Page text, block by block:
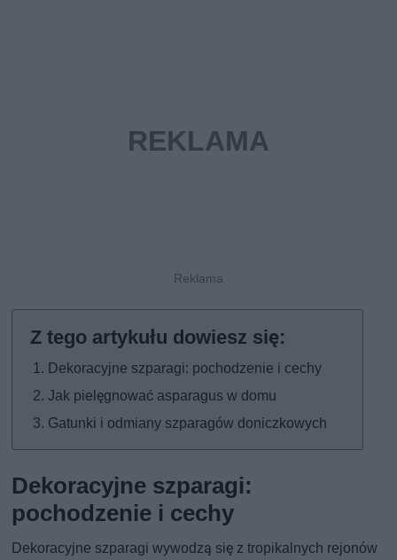
Dekoracyjne szparagi: pochodzenie i cechy
Jak pielęgnować asparagus w domu
Gatunki i odmiany szparagów doniczkowych
Dekoracyjne szparagi:
pochodzenie i cechy
Dekoracyjne szparagi wywodzą się z tropikalnych rejonów